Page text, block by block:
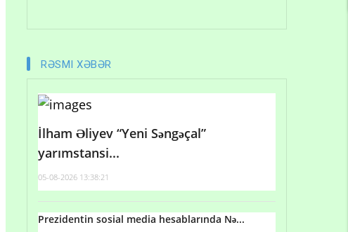
RƏSMI XƏBƏR
İlham Əliyev “Yeni Səngəçal”
yarımstansi...
05-08-2026 13:38:21
Prezidentin sosial media hesablarında Nə...